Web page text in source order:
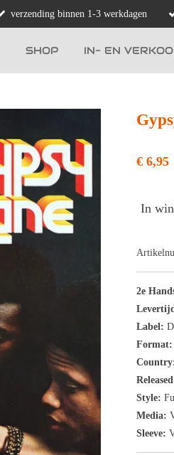
verzending binnen 1-3 werkdagen
SHOP IN- EN
€ 6,95
In
2e
Label:
Format:
Style:
Media:
Sleeve: